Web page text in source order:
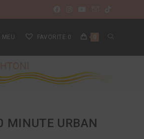
MEU FAVORITE 0
MINUTE URBAN